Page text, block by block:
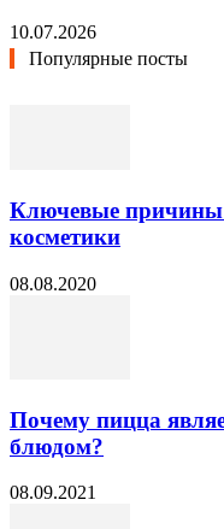
10.07.2026
Популярные посты
Ключевые причины
косметики
08.08.2020
Почему пицца
блюдом?
08.09.2021